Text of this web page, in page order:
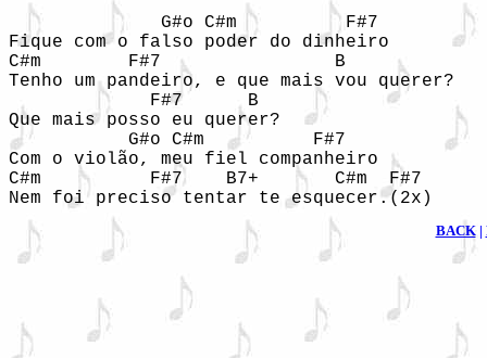
              G#o C#m          F#7
Fique com o falso poder do dinheiro
C#m        F#7                B
Tenho um pandeiro, e que mais vou querer?
             F#7      B
Que mais posso eu querer?
           G#o C#m          F#7
Com o violão, meu fiel companheiro
C#m          F#7    B7+       C#m  F#7
Nem foi preciso tentar te esquecer.(2x)
BACK |